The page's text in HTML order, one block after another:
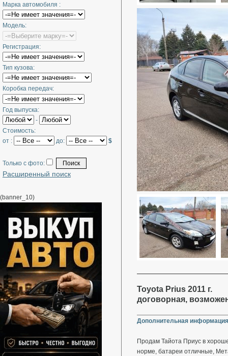
Марка автомобиля :
Модель:
Регистрация:
Тип кузова:
Коробка передач:
Год выпуска:
-
Стоимость:
от :
до: $
Только с фото:
Расширенный поиск
(banner_10)
Toyota Prius 2011 г.
договорная,
Дополнительная
Продам Тайота Приус в
норме, батареи отличные,